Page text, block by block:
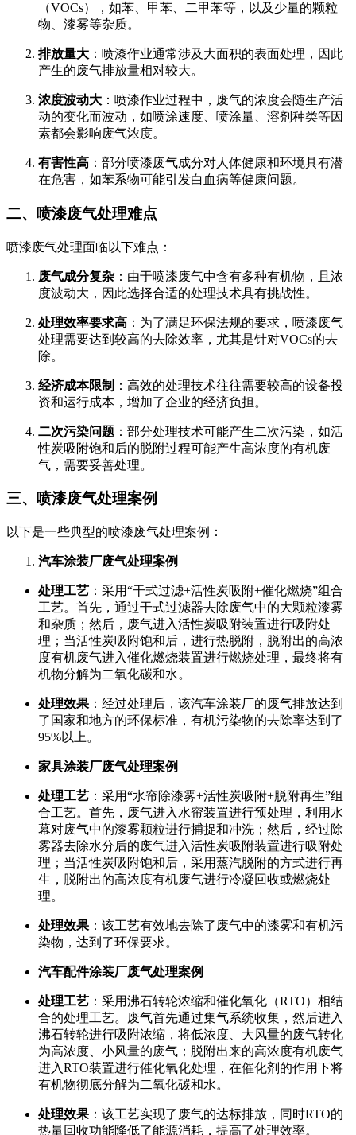
（VOCs），如苯、甲苯、二甲苯等，以及少量的颗粒
物、漆雾等杂质。
排放量大 ：喷漆作业通常涉及大面积的表面处理，因此
产生的废气排放量相对较大。
浓度波动大 ：喷漆作业过程中，废气的浓度会随生产活
动的变化而波动，如喷涂速度、喷涂量、溶剂种类等因
素都会影响废气浓度。
有害性高 ：部分喷漆废气成分对人体健康和环境具有潜
在危害，如苯系物可能引发白血病等健康问题。
二、喷漆废气处理难点
喷漆废气处理面临以下难点：
废气成分复杂 ：由于喷漆废气中含有多种有机物，且浓
度波动大，因此选择合适的处理技术具有挑战性。
处理效率要求高 ：为了满足环保法规的要求，喷漆废气
处理需要达到较高的去除效率，尤其是针对VOCs的去
除。
经济成本限制 ：高效的处理技术往往需要较高的设备投
资和运行成本，增加了企业的经济负担。
二次污染问题 ：部分处理技术可能产生二次污染，如活
性炭吸附饱和后的脱附过程可能产生高浓度的有机废
气，需要妥善处理。
三、喷漆废气处理案例
以下是一些典型的喷漆废气处理案例：
汽车涂装厂废气处理案例
处理工艺 ：采用“干式过滤+活性炭吸附+催化燃烧”组合
工艺。首先，通过干式过滤器去除废气中的大颗粒漆雾
和杂质；然后，废气进入活性炭吸附装置进行吸附处
理；当活性炭吸附饱和后，进行热脱附，脱附出的高浓
度有机废气进入催化燃烧装置进行燃烧处理，最终将有
机物分解为二氧化碳和水。
处理效果 ：经过处理后，该汽车涂装厂的废气排放达到
了国家和地方的环保标准，有机污染物的去除率达到了
95%以上。
家具涂装厂废气处理案例
处理工艺 ：采用“水帘除漆雾+活性炭吸附+脱附再生”组
合工艺。首先，废气进入水帘装置进行预处理，利用水
幕对废气中的漆雾颗粒进行捕捉和冲洗；然后，经过除
雾器去除水分后的废气进入活性炭吸附装置进行吸附处
理；当活性炭吸附饱和后，采用蒸汽脱附的方式进行再
生，脱附出的高浓度有机废气进行冷凝回收或燃烧处
理。
处理效果 ：该工艺有效地去除了废气中的漆雾和有机污
染物，达到了环保要求。
汽车配件涂装厂废气处理案例
处理工艺 ：采用沸石转轮浓缩和催化氧化（RTO）相结
合的处理工艺。废气首先通过集气系统收集，然后进入
沸石转轮进行吸附浓缩，将低浓度、大风量的废气转化
为高浓度、小风量的废气；脱附出来的高浓度有机废气
进入RTO装置进行催化氧化处理，在催化剂的作用下将
有机物彻底分解为二氧化碳和水。
处理效果 ：该工艺实现了废气的达标排放，同时RTO的
热量回收功能降低了能源消耗，提高了处理效率。